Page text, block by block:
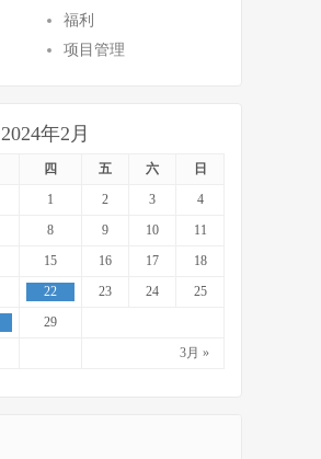
福利
项目管理
2024年2月
四 五 六 日
3月 »
1 2 3
4
8 9 10
11
15 16 17
18
22 23 24
25
29